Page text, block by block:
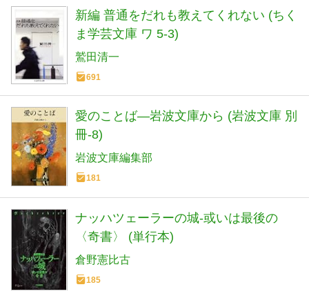
新編 普通をだれも教えてくれない (ちく
ま学芸文庫 ワ 5-3)
鷲田清一
691
愛のことば―岩波文庫から (岩波文庫 別
冊-8)
岩波文庫編集部
181
ナッハツェーラーの城-或いは最後の
〈奇書〉 (単行本)
倉野憲比古
185